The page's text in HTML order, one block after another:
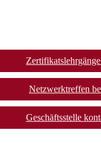
Netzwerktreffen
Geschäftsstelle